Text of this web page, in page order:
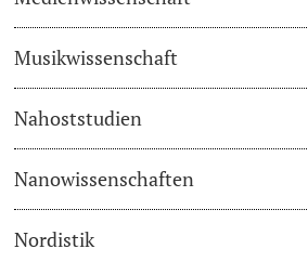
Sprachenzentrum
Lernbörse
Lernräume
Musikwissenschaft
Nahoststudien
Nanowissenschaften
Nordistik